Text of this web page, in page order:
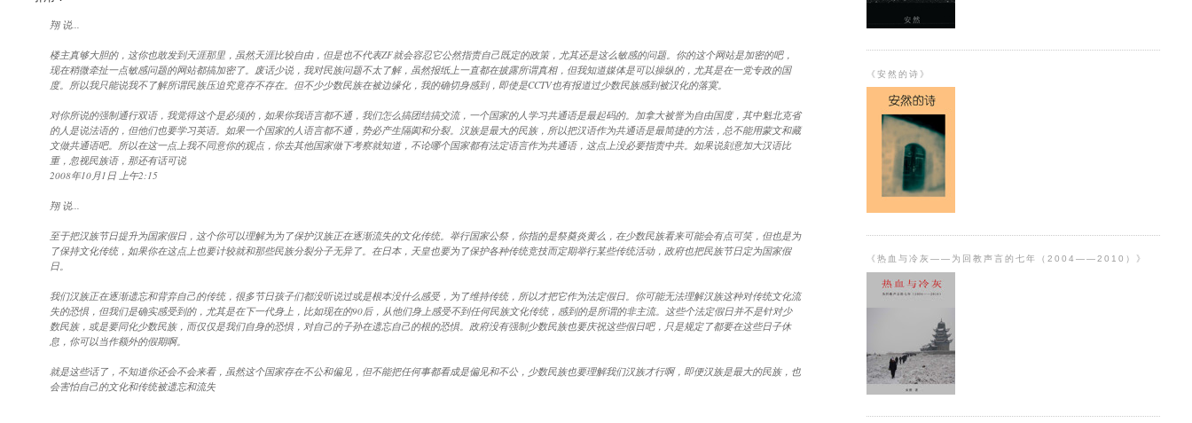
翔 说...
楼主真够大胆的，这你也敢发到天涯那里，虽然天涯比较自由，但是也不代表ZF就会容忍它公然指责自己既定的政策，尤其还是这么敏感的问题。你的这个网站是加密的吧，
现在稍微牵扯一点敏感问题的网站都搞加密了。废话少说，我对民族问题不太了解，虽然报纸上一直都在披露所谓真相，但我知道媒体是可以操纵的，尤其是在一党专政的国
度。所以我只能说我不了解所谓民族压迫究竟存不存在。但不少少数民族在被边缘化，我的确切身感到，即使是CCTV也有报道过少数民族感到被汉化的落寞。
对你所说的强制通行双语，我觉得这个是必须的，如果你我语言都不通，我们怎么搞团结搞交流，一个国家的人学习共通语是最起码的。加拿大被誉为自由国度，其中魁北克省
的人是说法语的，但他们也要学习英语。如果一个国家的人语言都不通，势必产生隔阂和分裂。汉族是最大的民族，所以把汉语作为共通语是最简捷的方法，总不能用蒙文和藏
文做共通语吧。所以在这一点上我不同意你的观点，你去其他国家做下考察就知道，不论哪个国家都有法定语言作为共通语，这点上没必要指责中共。如果说刻意加大汉语比
重，忽视民族语，那还有话可说
2008年10月1日 上午2:15
翔 说...
至于把汉族节日提升为国家假日，这个你可以理解为为了保护汉族正在逐渐流失的文化传统。举行国家公祭，你指的是祭奠炎黄么，在少数民族看来可能会有点可笑，但也是为
了保持文化传统，如果你在这点上也要计较就和那些民族分裂分子无异了。在日本，天皇也要为了保护各种传统竞技而定期举行某些传统活动，政府也把民族节日定为国家假
日。
我们汉族正在逐渐遗忘和背弃自己的传统，很多节日孩子们都没听说过或是根本没什么感受，为了维持传统，所以才把它作为法定假日。你可能无法理解汉族这种对传统文化流
失的恐惧，但我们是确实感受到的，尤其是在下一代身上，比如现在的90后，从他们身上感受不到任何民族文化传统，感到的是所谓的非主流。这些个法定假日并不是针对少
数民族，或是要同化少数民族，而仅仅是我们自身的恐惧，对自己的子孙在遗忘自己的根的恐惧。政府没有强制少数民族也要庆祝这些假日吧，只是规定了都要在这些日子休
息，你可以当作额外的假期啊。
就是这些话了，不知道你还会不会来看，虽然这个国家存在不公和偏见，但不能把任何事都看成是偏见和不公，少数民族也要理解我们汉族才行啊，即便汉族是最大的民族，也
会害怕自己的文化和传统被遗忘和流失
《安然的诗》
《热血与冷灰——为回教声言的七年（2004——2010）》